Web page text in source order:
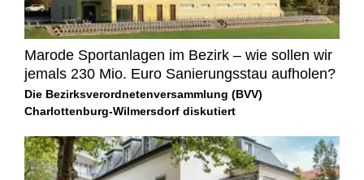
Marode Sportanlagen im Bezirk – wie sollen wir
jemals 230 Mio. Euro Sanierungsstau aufholen?
Die Bezirksverordnetenversammlung (BVV)
Charlottenburg-Wilmersdorf diskutiert